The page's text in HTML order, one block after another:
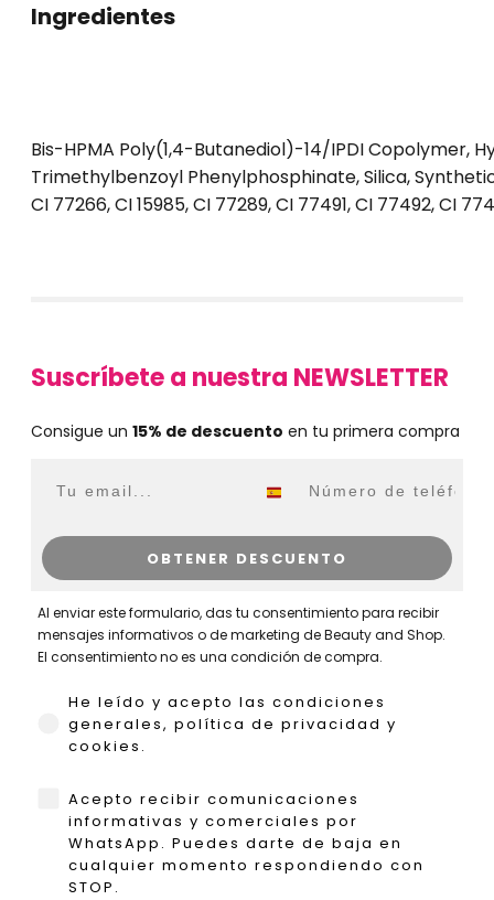
Ingredientes
Bis-HPMA Poly(1,4-Butanediol)-14/IPDI Copolymer,
Trimethylbenzoyl Phenylphosphinate, Silica, Synthetic
CI 77266, CI 15985, CI 77289, CI 77491, CI 77492, CI
Suscríbete a nuestra NEWSLETTER
Consigue un 15% de descuento en tu primera compra
OBTENER DESCUENTO
Al enviar este formulario, das tu consentimiento para recibir
mensajes informativos o de marketing de Beauty and Shop.
El consentimiento no es una condición de compra.
He leído y acepto las condiciones
He leído y acepto las condiciones
generales, política de privacidad y
cookies.
WhatsApp
Acepto recibir comunicaciones
informativas y comerciales por
WhatsApp. Puedes darte de baja en
cualquier momento respondiendo con
STOP.